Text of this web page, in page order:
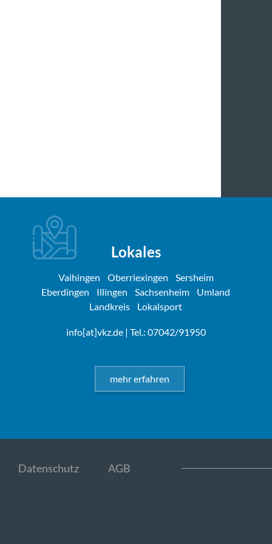
Lokales
Vaihingen Oberriexingen
Sersheim
Eberdingen
Illingen Sachsenheim
Umland
Landkreis
Lokalsport
info[at]vkz.de| Tel.: 07042/91950
mehr erfahren
Datenschutz AGB